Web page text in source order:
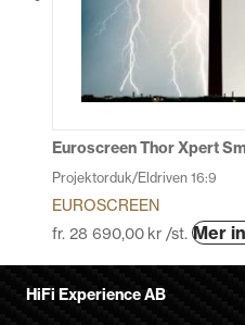
Euroscreen Thor Xpert
Projektorduk/Eldriven 16:9
EUROSCREEN
fr. 28 690,00 kr /st. Mer
HiFi Experience AB